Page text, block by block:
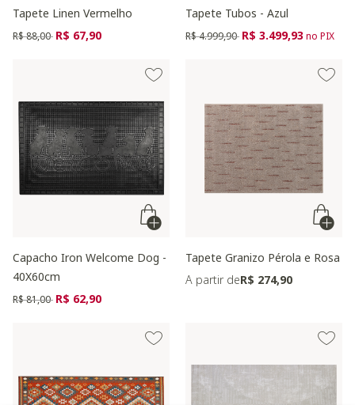
Tapete Linen Vermelho
Preço reduzido de
R$ 88,00 para
R$ 67,90
Tapete Tubos - Azul
Preço reduzido de
R$ 4.999,90 para
R$ 3.499,93no PIX
Capacho Iron Welcome Dog -
40X60cm
Preço reduzido de
R$ 81,00 para
R$ 62,90
Tapete Granizo Pérola e Rosa
A partir deR$ 274,90